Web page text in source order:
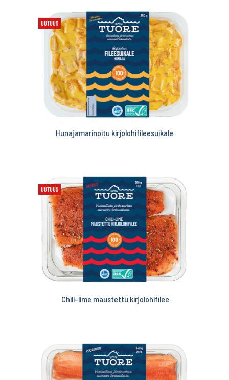
UUTUUS
Hunajamarinoitu kirjolohifileesuikale
UUTUUS
Chili-lime maustettu kirjolohifilee